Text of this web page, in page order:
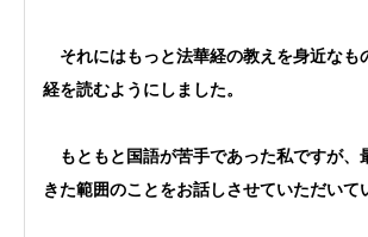
それにはもっと法華経の教えを身近なも
経を読むようにしました。
もともと国語が苦手であった私ですが、
きた範囲のことをお話しさせていただいて